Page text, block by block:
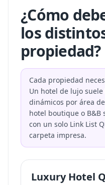
¿Cómo
los
propiedad?
Cada propiedad
Un hotel de lujo
dinámicos por área
hotel boutique o B&B
con un solo Link List
carpeta impresa.
Luxury Hotel